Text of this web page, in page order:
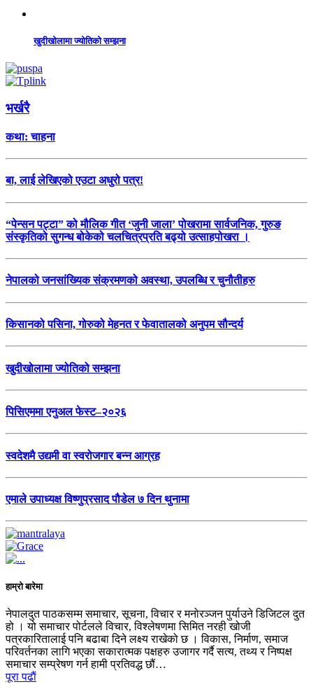
खुदीखोलामा ज्योतिको सम्झना
भर्खरै
कथा: चाहना
बा, लाई लेखिएको एउटा अधुरो पत्र!
“पेन्सन पट्टा” को मौलिक गीत ‘जुनी जाला’ पोखरामा सार्वजनिक, गुरुङ
संस्कृतिको सुगन्ध बोकेको चलचित्रप्रति बढ्यो उत्साहपोखरा ।
नेपालको जनसांख्यिक संक्रमणको अवस्था, उपलब्धि र चुनौतीहरु
किसानको पसिना, गोरुको मेहनत र फेवातालको अनुपम सौन्दर्य
खुदीखोलामा ज्योतिको सम्झना
पिसिएममा एनुअल फेस्ट–२०२६
स्वदेशमै उद्यमी वा स्वरोजगार बन्न आग्रह
एमाले उपाध्यक्ष विष्णुप्रसाद पौडेल ७ दिन थुनामा
हाम्रो बारेमा
नेपालदुत पाठकसम्म समाचार, सूचना, विचार र मनोरञ्जन पुर्याउने डिजिटल दुत
हो । यो समाचार पोर्टलले विचार, विश्लेषणमा सिमित नरही खोजी
पत्रकारितालाई पनि बढाबा दिने लक्ष्य राखेको छ । विकास, निर्माण, समाज
परिवर्तनका लागि भएका सकारात्मक पक्षहरु उजागर गर्दै सत्य, तथ्य र निष्पक्ष
समाचार सम्प्रेषण गर्न हामी प्रतिवद्ध छौं…
पूरा पढाैं